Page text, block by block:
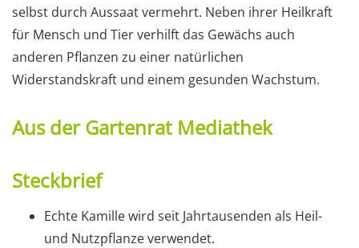
selbst durch Aussaat vermehrt. Neben ihrer Heilkraft
für Mensch und Tier verhilft das Gewächs auch
anderen Pflanzen zu einer natürlichen
Widerstandskraft und einem gesunden Wachstum.
Aus der Gartenrat Mediathek
Steckbrief
Echte Kamille wird seit Jahrtausenden als Heil-
und Nutzpflanze verwendet.